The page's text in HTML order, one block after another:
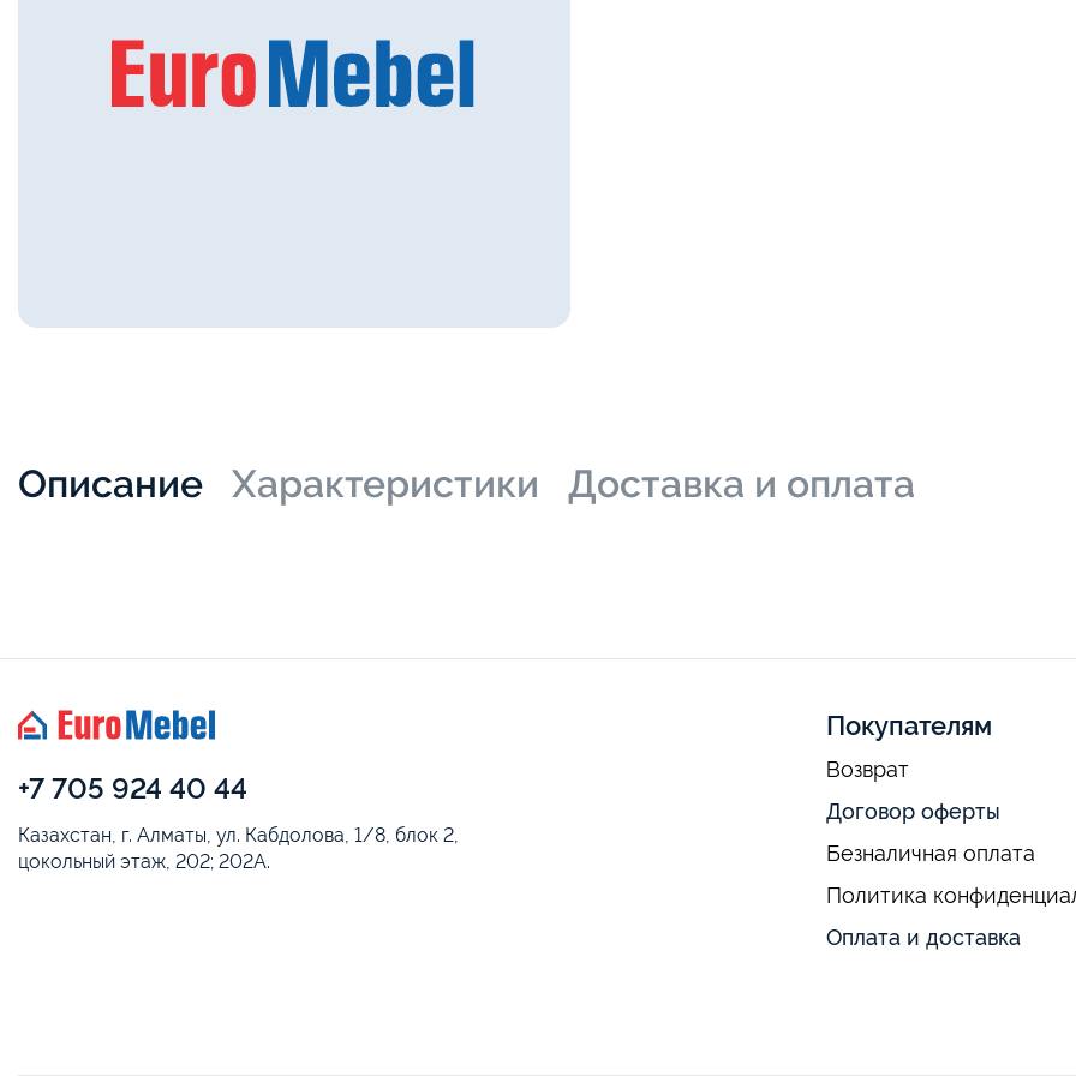
Описание Характеристики Доставка и оплата
+7 705 924 40 44
Казахстан, г. Алматы, ул. Кабдолова, 1/8, блок 2,
цокольный этаж, 202; 202А.
Покупателям
Возврат
Договор оферты
Безналичная оплата
Политика
Оплата и доставка